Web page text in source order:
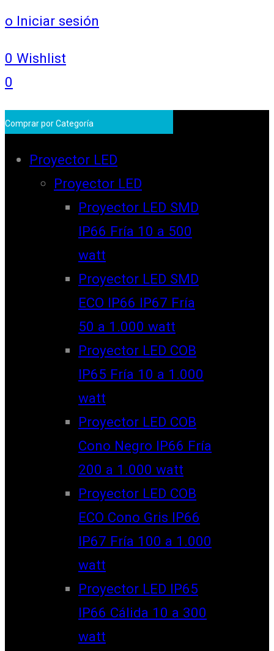
o Iniciar sesión
0 Wishlist
0
Comprar por Categoría
Proyector LED
Proyector LED
Proyector LED SMD
IP66 Fría 10 a 500
watt
Proyector LED SMD
ECO IP66 IP67 Fría
50 a 1.000 watt
Proyector LED COB
IP65 Fría 10 a 1.000
watt
Proyector LED COB
Cono Negro IP66 Fría
200 a 1.000 watt
Proyector LED COB
ECO Cono Gris IP66
IP67 Fría 100 a 1.000
watt
Proyector LED IP65
IP66 Cálida 10 a 300
watt